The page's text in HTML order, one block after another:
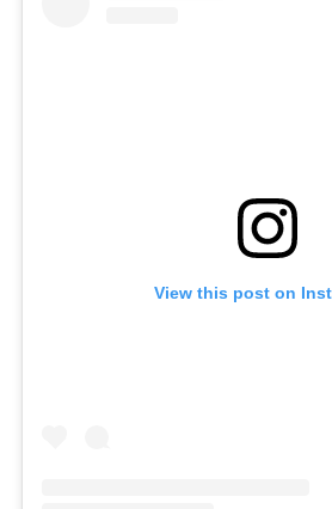
View this post on